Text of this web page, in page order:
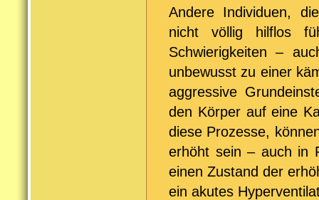
Andere Individuen,
nicht völlig hilflos
Schwierigkeiten –
unbewusst zu einer
aggressive
den Körper auf eine
diese Prozesse,
erhöht sein – auch in
einen Zustand der
ein akutes